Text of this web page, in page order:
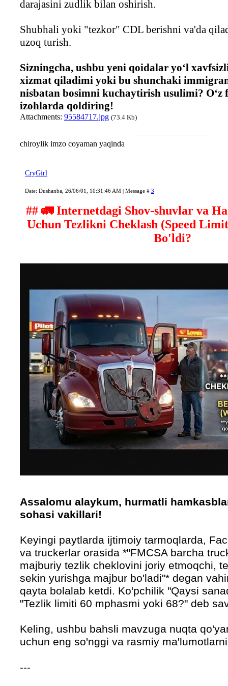
darajasini zudlik bilan oshirish.
Shubhali yoki "tezkor" CDL berishni va'da
uzoq turish.
Sizningcha, ushbu yeni qoidalar yo‘l
xizmat qiladimi yoki bu shunchaki
nisbatan bosimni kuchaytirish usulimi?
izohlarda qoldiring!
Attachments: 95584717.jpg (73.4 Kb)
chiroylik imzo coyaman yaqinda
CryGirl
Date: Dushanba, 26/06/01, 10:31:46 AM | Message # 3
## 🚛 Internetdagi Shov-shuvlar va
Uchun Tezlikni Cheklash (Speed
Bo'ldi?
Assalomu alaykum, hurmatli
sohasi vakillari!
Keyingi paytlarda ijtimoiy tarmoqlarda,
va truckerlar orasida *"FMCSA barcha
majburiy tezlik cheklovini joriy etmoqchi,
sekin yurishga majbur bo'ladi"* degan
qayta bolalab ketdi. Ko'pchilik "Qaysi
"Tezlik limiti 60 mphasmi yoki 68?" deb
Keling, ushbu bahsli mavzuga nuqta
uchun eng so'nggi va rasmiy
---